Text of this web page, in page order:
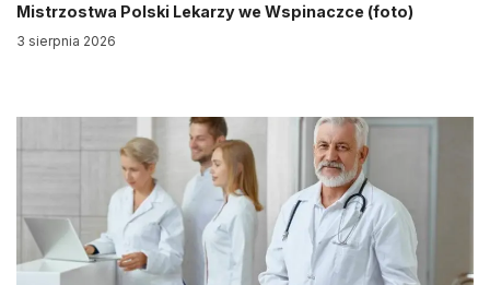
Mistrzostwa Polski Lekarzy we Wspinaczce (foto)
3 sierpnia 2026